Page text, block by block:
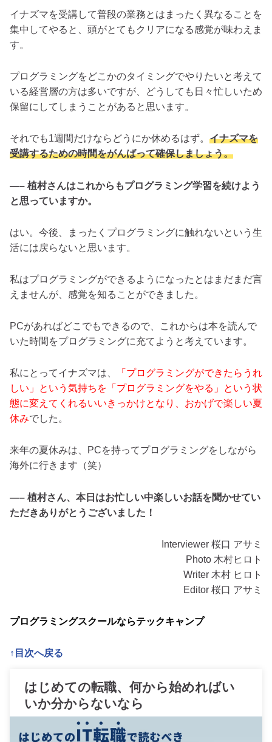
イナズマを受講して普段の業務とはまったく異なることを
集中してやると、頭がとてもクリアになる感覚が味わえま
す。
プログラミングをどこかのタイミングでやりたいと考えて
いる経営層の方は多いですが、どうしても日々忙しいため
保留にしてしまうことがあると思います。
それでも1週間だけならどうにか休めるはず。 イナズマを
受講するための時間をがんばって確保しましょう。
—– 植村さんはこれからもプログラミング学習を続けよう
と思っていますか。
はい。今後、まったくプログラミングに触れないという生
活には戻らないと思います。
私はプログラミングができるようになったとはまだまだ言
えませんが、感覚を知ることができました。
PCがあればどこでもできるので、これからは本を読んで
いた時間をプログラミングに充てようと考えています。
私にとってイナズマは、
「プログラミングができたらうれ
しい」という気持ちを「プログラミングをやる」という状
態に変えてくれるいいきっかけとなり、おかげで楽しい夏
休みでした。
来年の夏休みは、PCを持ってプログラミングをしながら
海外に行きます（笑）
—– 植村さん、本日はお忙しい中楽しいお話を聞かせてい
ただきありがとうございました！
Interviewer 桜口 アサミ
Photo 木村ヒロト
Writer 木村 ヒロト
Editor 桜口 アサミ
プログラミングスクールならテックキャンプ
↑目次へ戻る
はじめての転職、何から始めればい
いか分からないなら